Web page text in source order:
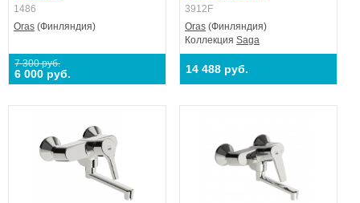
1486
Oras (Финляндия)
7 300 руб.
6 000 руб.
3912F
Oras (Финляндия)
КоллекцияSaga
14 488 руб.